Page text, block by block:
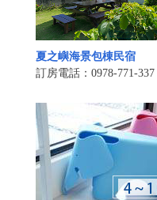
夏之嶼海景包棟民宿
訂房電話：0978-771-337